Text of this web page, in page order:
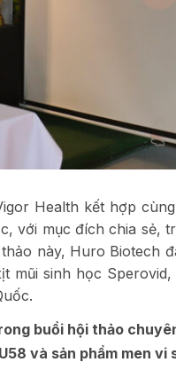
Health kết hợp
với mục đích chia sẻ,
này, Huro Biotech
mũi sinh học
buổi hội thảo
và sản phẩm men vi